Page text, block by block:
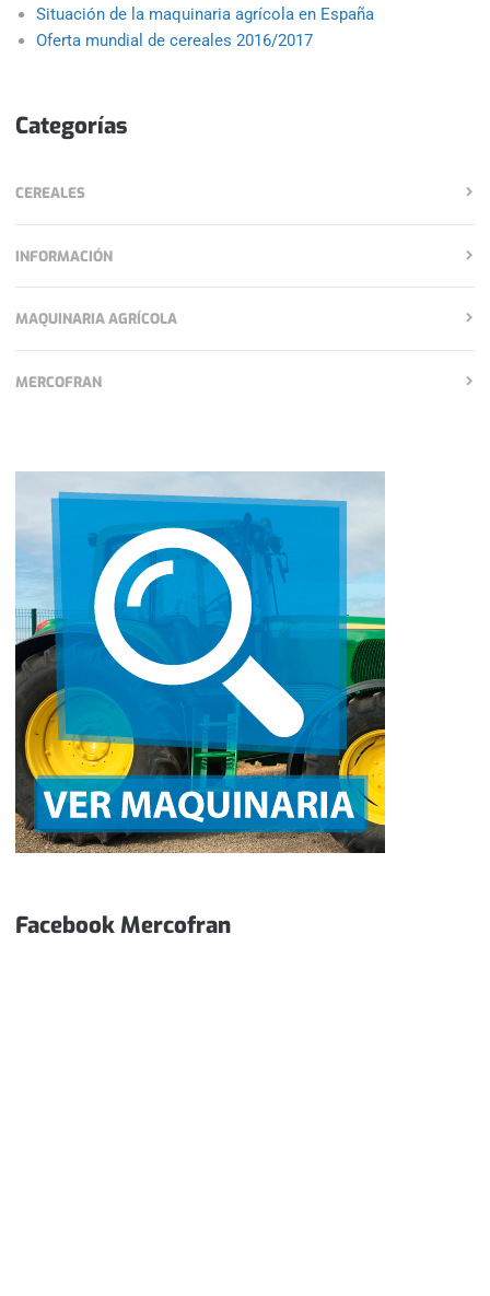
Situación de la maquinaria agrícola en España
Oferta mundial de cereales 2016/2017
Categorías
CEREALES
INFORMACIÓN
MAQUINARIA AGRÍCOLA
MERCOFRAN
Facebook Mercofran